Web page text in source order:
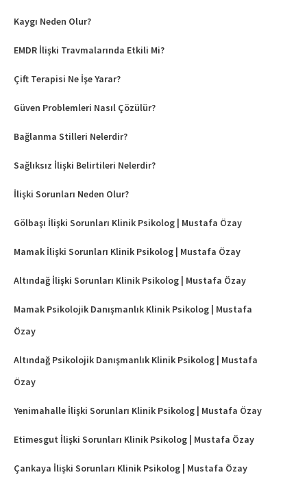
Kaygı Neden Olur?
EMDR İlişki Travmalarında Etkili Mi?
Çift Terapisi Ne İşe Yarar?
Güven Problemleri Nasıl Çözülür?
Bağlanma Stilleri Nelerdir?
Sağlıksız İlişki Belirtileri Nelerdir?
İlişki Sorunları Neden Olur?
Gölbaşı İlişki Sorunları Klinik Psikolog | Mustafa Özay
Mamak İlişki Sorunları Klinik Psikolog | Mustafa Özay
Altındağ İlişki Sorunları Klinik Psikolog | Mustafa Özay
Mamak Psikolojik Danışmanlık Klinik Psikolog | Mustafa
Özay
Altındağ Psikolojik Danışmanlık Klinik Psikolog | Mustafa
Özay
Yenimahalle İlişki Sorunları Klinik Psikolog | Mustafa Özay
Etimesgut İlişki Sorunları Klinik Psikolog | Mustafa Özay
Çankaya İlişki Sorunları Klinik Psikolog | Mustafa Özay